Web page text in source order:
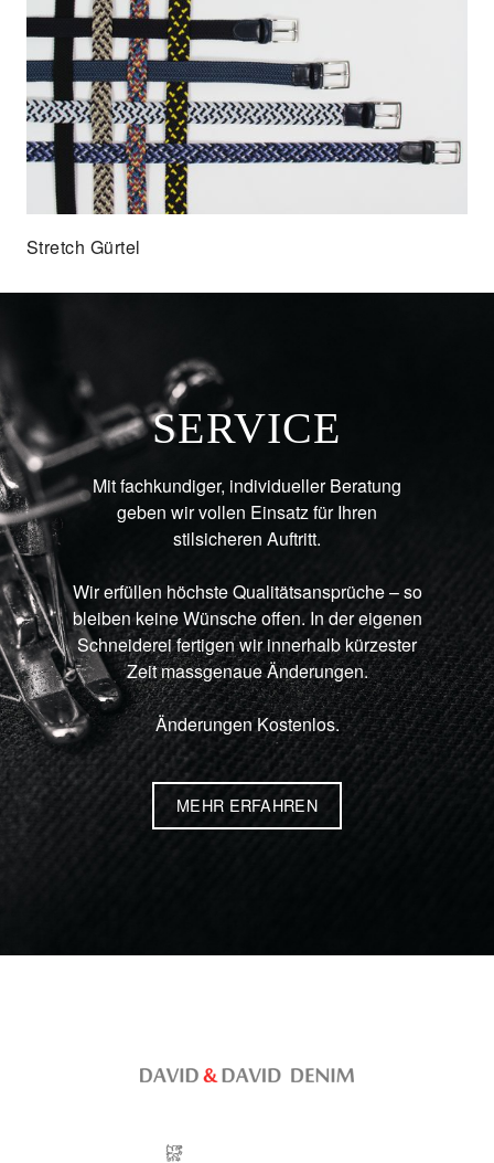
Stretch Gürtel
SERVICE
Mit fachkundiger, individueller Beratung
geben wir vollen Einsatz für Ihren
stilsicheren Auftritt.
Wir erfüllen höchste Qualitätsansprüche – so
bleiben keine Wünsche offen. In der eigenen
Schneiderei fertigen wir innerhalb kürzester
Zeit massgenaue Änderungen.
Änderungen Kostenlos.
MEHR ERFAHREN